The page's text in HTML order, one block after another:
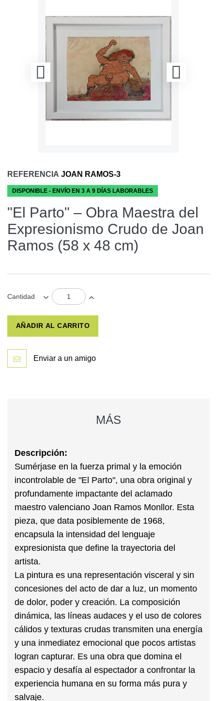
REFERENCIA JOAN RAMOS-3
DISPONIBLE - ENVÍO EN 3 A 9 DÍAS LABORABLES
"El Parto" – Obra Maestra del
Expresionismo Crudo de Joan
Ramos (58 x 48 cm)
Cantidad
AÑADIR AL CARRITO
Enviar a un amigo
MÁS
Descripción:
Sumérjase en la fuerza primal y la emoción
incontrolable de "El Parto", una obra original y
profundamente impactante del aclamado
maestro valenciano Joan Ramos Monllor. Esta
pieza, que data posiblemente de 1968,
encapsula la intensidad del lenguaje
expresionista que define la trayectoria del
artista.
La pintura es una representación visceral y sin
concesiones del acto de dar a luz, un momento
de dolor, poder y creación. La composición
dinámica, las líneas audaces y el uso de colores
cálidos y texturas crudas transmiten una energía
y una inmediatez emocional que pocos artistas
logran capturar. Es una obra que domina el
espacio y desafía al espectador a confrontar la
experiencia humana en su forma más pura y
salvaje.